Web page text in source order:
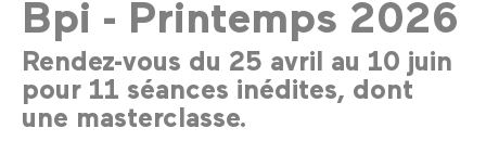
Bpi - Printemps 2026
Rendez-vous du 25 avril au 10 juin
pour 11 séances inédites, dont
une masterclasse.